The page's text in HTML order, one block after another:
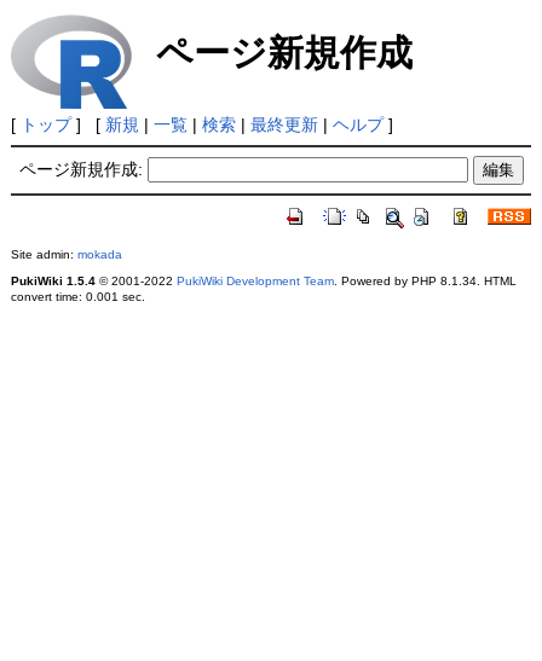
ページ新規作成
[ トップ] [ 新規 | 一覧| 検索| 最終更新| ヘルプ]
ページ新規作成:
Site admin: mokada
PukiWiki 1.5.4© 2001-2022 PukiWiki Development Team. Powered by PHP 8.1.34. HTML
convert time: 0.001 sec.